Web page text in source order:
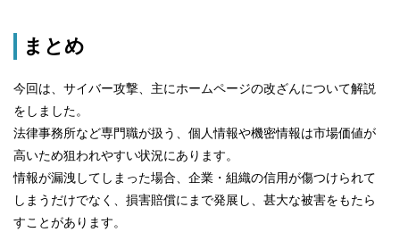
まとめ
今回は、サイバー攻撃、主にホームページの改ざんについて解説
をしました。
法律事務所など専門職が扱う、個人情報や機密情報は市場価値が
高いため狙われやすい状況にあります。
情報が漏洩してしまった場合、企業・組織の信用が傷つけられて
しまうだけでなく、損害賠償にまで発展し、甚大な被害をもたら
すことがあります。